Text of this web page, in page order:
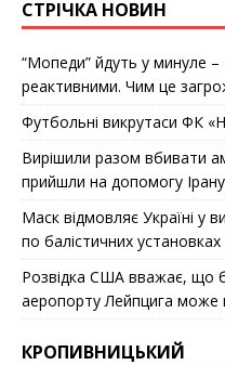
СТРІЧКА НОВИН
“Мопеди” йдуть у минуле
реактивними. Чим це
Футбольні викрутаси ФК
Вирішили разом вбивати
прийшли на допомогу Ірану
Маск відмовляє Україні у
по балістичних
Розвідка США вважає, що
аеропорту Лейпцига може
КРОПИВНИЦЬКИЙ